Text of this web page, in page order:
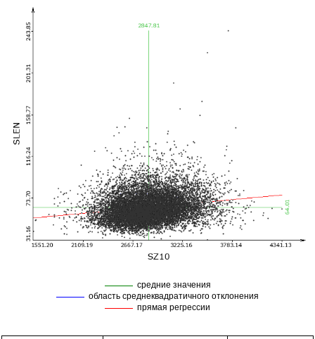
средние значения
область среднеквадратичного отклонения
прямая регрессии